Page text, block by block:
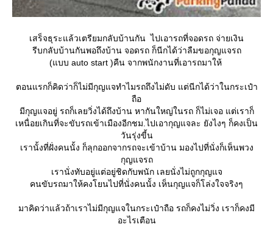
เสร็จธุระแล้วเตรียมกลับบ้านกัน ไปเอารถที่จอดรถ จ่ายเงิน
รีบกลับบ้านกันพอถึงบ้าน จอดรถ ก็นีกได้ว่าลืมขอกุญแจรถ
(แบบ auto start )คืน จากพนักงานที่เอารถมาให้
ตอนแรกก็คิดว่าก็ไม่มีกุญแจทำไมรถถึงไม่ดับ แต่นีกได้ว่าในกระเป๋า
ถือ
มีกุญแจอยู่ รถก็เลยวิ่งได้ถึงบ้าน หากันใหญ่ในรถ ก็ไม่เจอ แต่เราก็
เหนื่อยเกินที่จะขับรถเข้าเมืองอีกชม.ไปเอากุญแจละ ยังไงๆ ก็คงเป็น
วันรุ่งขี้น
เรานั้งที่ฝั่งคนนั้ง ก็ลุกออกจากรถจะเข้าบ้าน มองไปที่นั่งก็เห็นพวง
กุญแจรถ
เรานั่งทับอยู่แต่อยู่ชิดกับพนัก เลยนั่งไม่ถูกกุญแจ
คนขับรถมาให้คงโยนไปที่นั่งคนนั้ง เห็นกุญแจก็โล่งใจจริงๆ
มาคิดว่าแล้วถ้าเราไม่มีกุญแจในกระเป๋าถือ รถก็คงไม่วิ่ง เราก็คงมี
อะไรเตือน